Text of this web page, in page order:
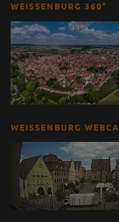
WEISSENBURG 360°
WEISSENBURG WEBCAM